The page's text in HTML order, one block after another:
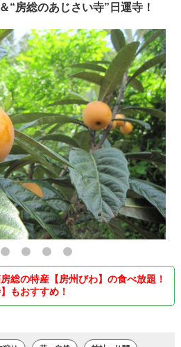
“房総のあじさい寺”日運寺！
総の特産【房州びわ】の食べ放題！
もおすすめ！